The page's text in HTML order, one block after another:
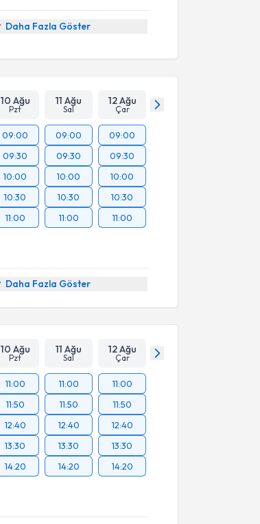
Daha Fazla Göster
10 Ağu
Pzt
11 Ağu
Sal
12 Ağu
Çar
09:00
09:30
10:00
10:30
11:00
09:00
09:30
10:00
10:30
11:00
09:00
09:30
10:00
10:30
11:00
Daha Fazla Göster
10 Ağu
Pzt
11 Ağu
Sal
12 Ağu
Çar
11:00
11:50
12:40
13:30
14:20
11:00
11:50
12:40
13:30
14:20
11:00
11:50
12:40
13:30
14:20